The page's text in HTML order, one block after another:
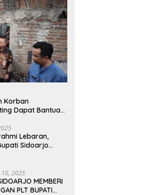
Korban
Dapat Bantuan
Lebaran,
Sidoarjo
2025
MEMBERI
PLT BUPATI